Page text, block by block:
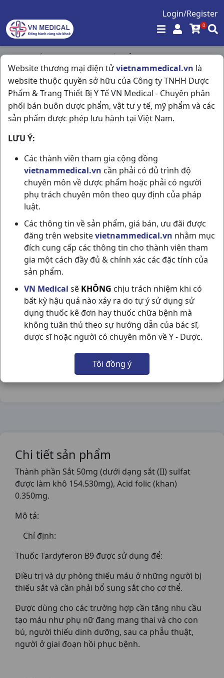
Login/Register
0
Website thương mại điện tửvietnammedical.vn là
website thuộc quyền sở hữu của Công ty TNHH Dược
Phẩm & Trang Thiết Bị Y Tế VN Medical - Chuyên phân
phối bán buôn dược phẩm, vật tư y tế, mỹ phẩm và các
sản phẩm được phép lưu hành tại Việt Nam.
LƯU Ý:
Các thành viên tham gia cộng đồng
vietnammedical.vn cần phải có đủ trình độ
chuyên môn về dược phẩm hoặc phải có người
phụ trách chuyên môn theo quy định của pháp
luật.
Các thông tin về sản phẩm, giá bán, ưu đãi được
đăng trên websitevietnammedical.vn nhằm mục
đích cung cấp các thông tin cho thành viên tham
gia một cách đầy đủ & chính xác các đặc tính của
sản phẩm.
VN Medical sẽ KHÔNG chịu trách nhiệm khi có
bất kỳ hậu quả nào xảy ra do tự ý sử dụng sử
dụng thuốc kê đơn hay thuốc chữa bệnh mà
không tuân thủ theo sự hướng dẫn của bác sĩ,
dược sĩ hoặc người có chuyên môn về Y - Dược.
Tôi đồng ý
Trang chủ / Vitamin & Thuốc Bổ /
Tardyferon B9 H3vi10v Sanofi
TARDYFERON B9 H3VI10V SANOFI
NSX:Sanofi
Nhóm hàng:Vitamin & Thuốc Bổ,
Chia sẻ qua mạng xã hội:
Chi tiết sản phẩm
Thành phần Sắt 50mg (dưới dạng sắt (II) sulfat
được làm khô 154.530mg), Acid folic (khan)
0.350mg.
Mô tả:
Chỉ định:
Thuốc Tardyferon B9 được sử dụng để:
Điều trị và dự phòng thiếu máu ở những người bị
thiếu sắt và cần phải bổ sung sắt cho cơ thể.
Được dùng cho các trường hợp cần tăng nhu cầu
tạo máu như phụ nữ đang mang thai và cho con
bú, người thiếu dinh dưỡng, sau ca phẫu thuật,
người ở giai đoạn hồi phục bệnh.